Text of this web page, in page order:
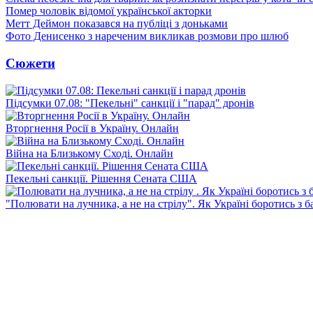
Помер чоловік відомої української акторки
Метт Деймон показався на публіці з доньками
Фото Денисенко з нареченим викликав розмови про шлюб
Сюжети
Підсумки 07.08: "Пекельні" санкції і "парад" дронів
Вторгнення Росії в Україну. Онлайн
Війна на Близькому Сході. Онлайн
Пекельні санкції. Рішення Сената США
"Полювати на лучника, а не на стрілу". Як Україні боротись з